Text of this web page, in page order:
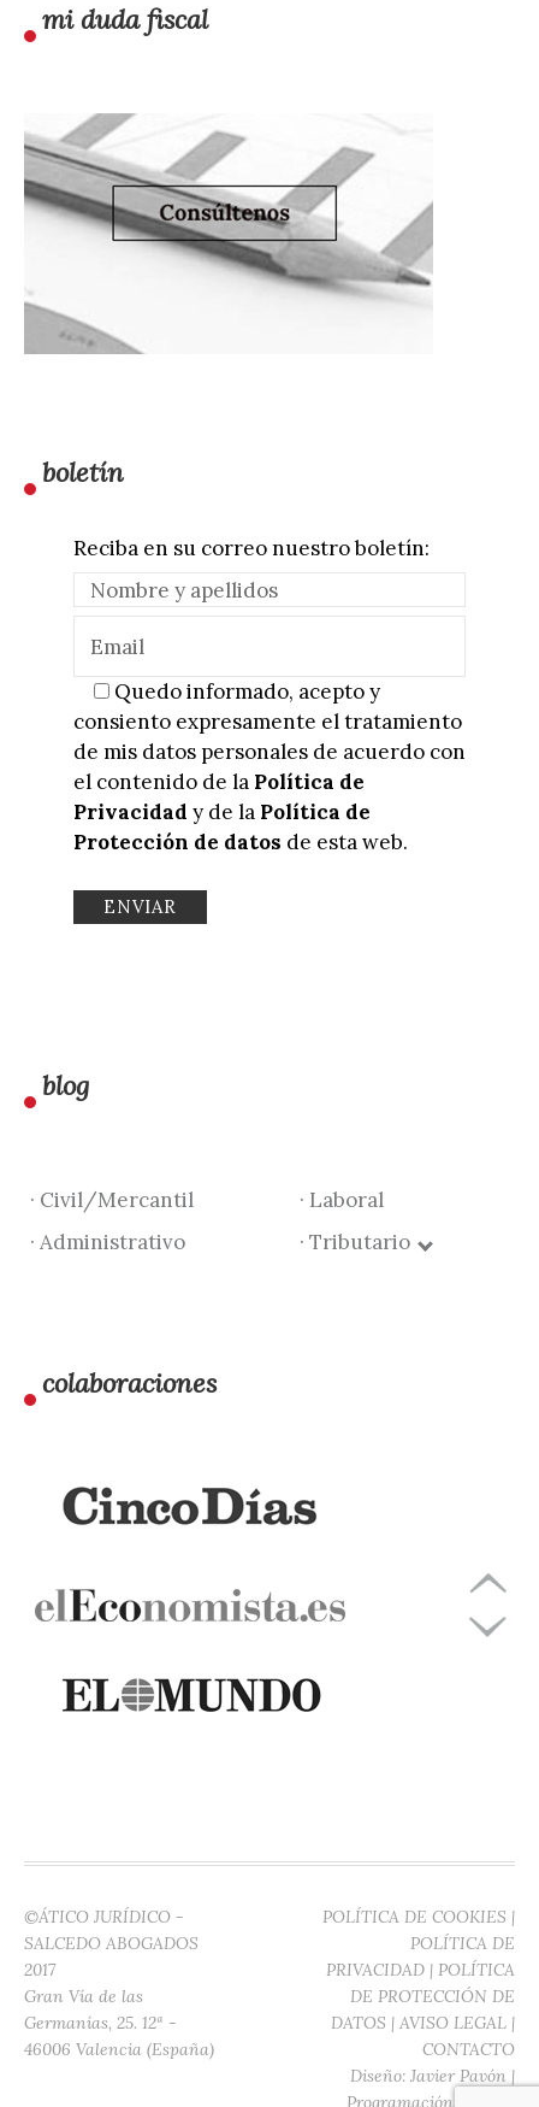
mi duda fiscal
boletín
Reciba en su correo nuestro boletín:
Quedo informado, acepto y
consiento expresamente el tratamiento
de mis datos personales de acuerdo con
el contenido de la Política de
Privacidad y de la Política de
Protección de datos de esta web.
blog
· Civil/Mercantil
· Laboral
· Administrativo
· Tributario
colaboraciones
©ÁTICO JURÍDICO -
SALCEDO ABOGADOS
2017
Gran Vía de las
Germanías, 25. 12ª -
46006 Valencia (España)
POLÍTICA DE COOKIES |
POLÍTICA DE
PRIVACIDAD | POLÍTICA
DE PROTECCIÓN DE
DATOS | AVISO LEGAL |
CONTACTO
Diseño: Javier Pavón |